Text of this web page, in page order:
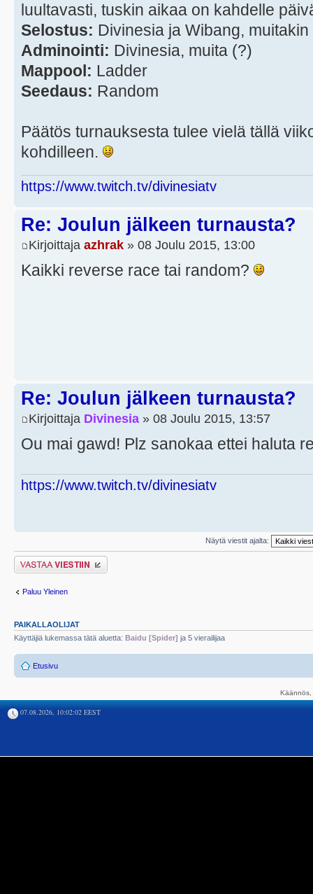
luultavasti, tuskin aikaa on kahdelle
Selostus: Divinesia ja Wibang, muitakin
Adminointi: Divinesia, muita (?)
Mappool: Ladder
Seedaus: Random
Päätös turnauksesta tulee vielä tällä
kohdilleen.
https://www.twitch.tv/divinesiatv
Re: Joulun jälkeen turnausta?
Kirjoittaja azhrak » 08 Joulu 2015, 13:00
Kaikki reverse race tai random?
Re: Joulun jälkeen turnausta?
Kirjoittaja Divinesia » 08 Joulu 2015, 13:57
Ou mai gawd! Plz sanokaa ettei haluta
https://www.twitch.tv/divinesiatv
Näytä viestit ajalta:
Lähetä vastaus
Paluu Yleinen
PAIKALLAOLIJAT
Käyttäjiä lukemassa tätä aluetta: Baidu [Spider] ja 5 vierailijaa
Etusivu
07.08.2026, 10:02:02 EEST